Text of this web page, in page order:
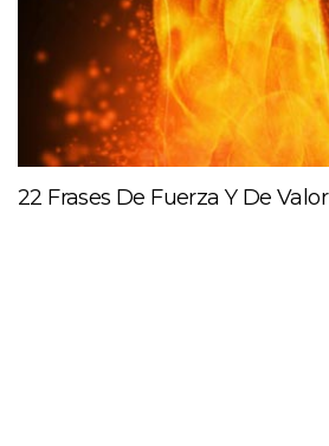
22 Frases De Fuerza Y De Valor